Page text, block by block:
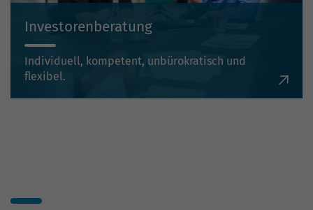
Investorenberatung
Individuell, kompetent, unbürokratisch und
flexibel.